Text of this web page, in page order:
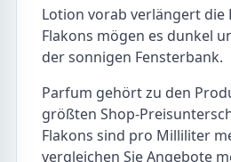
Lotion vorab verlängert die
Flakons mögen es dunkel
der sonnigen Fensterbank.
Parfum gehört zu den
größten Shop-
Flakons sind pro Milliliter
vergleichen Sie Angebote